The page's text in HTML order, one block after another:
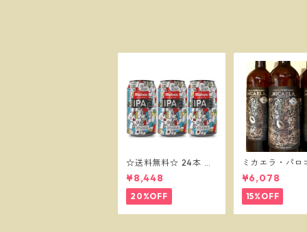
☆送料無料☆ 24本 マ
オウ セッションIPA 33
0缶 MAHOU IPA
¥8,448
20%OFF
ミカエラ・パロ
ード／ボデガス
¥6,078
15%OFF